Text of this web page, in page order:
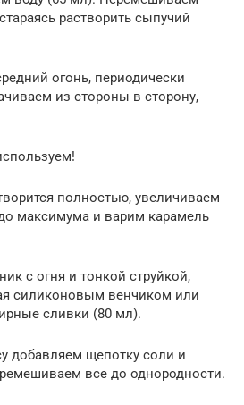
растворить сыпучий
огонь, периодически
из стороны в сторону,
полностью, увеличиваем
максимума и варим карамель
с огня и тонкой струйкой,
силиконовым венчиком или
сливки (80 мл).
добавляем щепотку соли и
все до однородности.